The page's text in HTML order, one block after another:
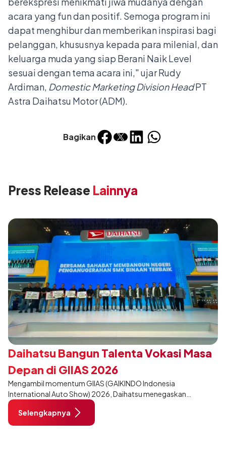
Bagikan
acara yang fun dan positif. Semoga program ini
dapat menghibur dan memberikan inspirasi bagi
pelanggan, khususnya kepada para milenial, dan
keluarga muda yang siap Berani Naik Level
sesuai dengan tema acara ini," ujar Rudy
Ardiman, Domestic Marketing Division HeadPT
Astra Daihatsu Motor (ADM).
Press Release Lainnya
Daihatsu Bangun Talenta Vokasi Masa
Depan di GIIAS 2026
Mengambil momentum GIIAS (GAIKINDO Indonesia
International Auto Show) 2026, Daihatsu menegaskan
komitmennya dalam meningkatkan kualitas SDM (Sumber Daya
Manusia) melalui pendidikan vokasi bertema “Bersama Sahabat
Membangun Negeri”. Komitmen ini diwujudkan melalui ajang
Selengkapnya